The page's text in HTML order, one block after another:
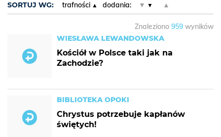
SORTUJ WG: trafności dodania: ▼ ▲
Znaleziono 959 wyników
WIESŁAWA LEWANDOWSKA
Kościół w Polsce taki jak na
Zachodzie?
BIBLIOTEKA OPOKI
Chrystus potrzebuje kapłanów
świętych!